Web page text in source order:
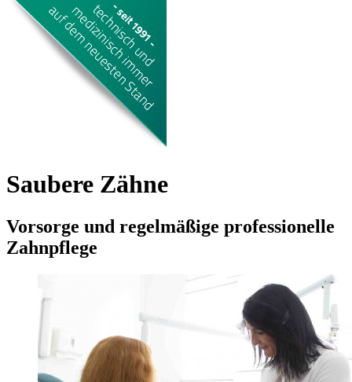
Saubere Zähne
Vorsorge und regelmäßige professionelle
Zahnpflege